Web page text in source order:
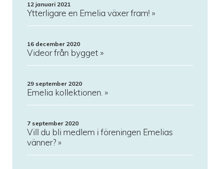
12 januari 2021
Ytterligare en Emelia växer fram!
16 december 2020
Videor från bygget
29 september 2020
Emelia kollektionen.
7 september 2020
Vill du bli medlem i föreningen Emelias
vänner?